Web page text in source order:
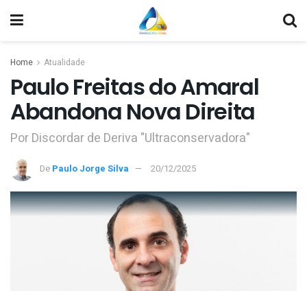
Home Atualidade
Paulo Freitas do Amaral
Abandona Nova Direita
Por Discordar de Deriva "Ultraconservadora"
De Paulo Jorge Silva 20/12/2025